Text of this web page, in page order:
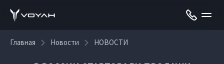
Главная Новости НОВОСТИ